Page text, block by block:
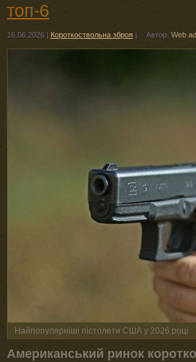
топ-6
16.06.2026 | Короткоствольна зброя | Автор: Web
Найпопулярніші пістолети США у 2026 році
Американський ринок